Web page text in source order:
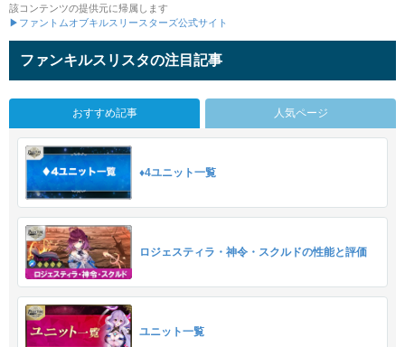
該コンテンツの提供元に帰属します
▶ファントムオブキルスリースターズ公式サイト
ファンキルスリスタの注目記事
おすすめ記事 人気ページ
♦4ユニット一覧
ロジェスティラ・神令・スクルドの性能と評価
ユニット一覧